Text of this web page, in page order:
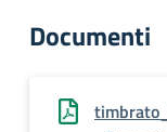
Documenti